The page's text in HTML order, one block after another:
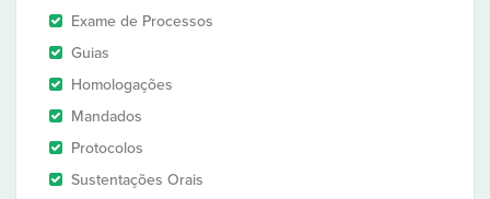
Exame de Processos
Guias
Homologações
Mandados
Protocolos
Sustentações Orais